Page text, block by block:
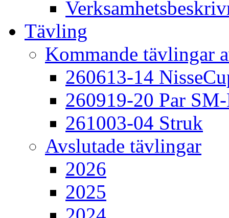
Tävling
Kommande tävlingar
260613-14
260919-20 Par
261003-04 Struk
Avslutade tävlingar
2026
2025